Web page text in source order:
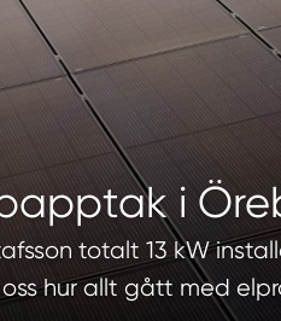
i
totalt 13 kW
hur allt gått med